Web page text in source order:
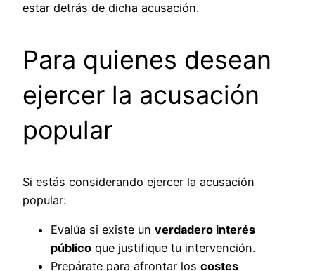
estar detrás de dicha acusación.
Para quienes desean
ejercer la acusación
popular
Si estás considerando ejercer la acusación
popular:
Evalúa si existe un verdadero interés
público que justifique tu intervención.
Prepárate para afrontar los costes